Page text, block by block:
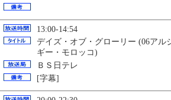
13:00-14:54
デイズ・オブ・グローリー (06アル
ギー・モロッコ)
ＢＳ日テレ
[字幕]